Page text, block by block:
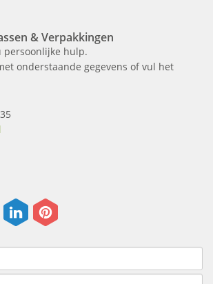
& Verpakkingen
persoonlijke hulp.
onderstaande gegevens of vul het